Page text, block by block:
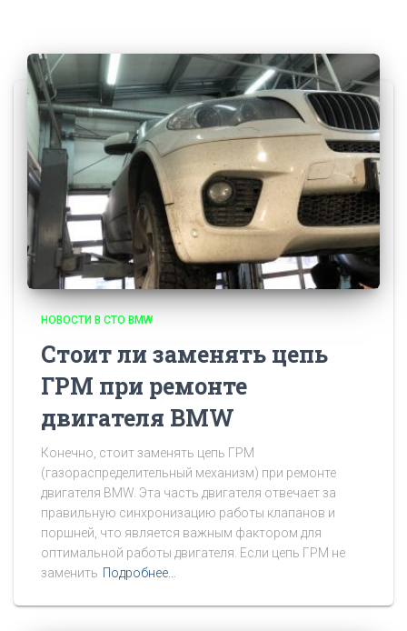
НОВОСТИ В СТО BMW
Стоит ли заменять цепь
ГРМ при ремонте
двигателя BMW
Конечно, стоит заменять цепь ГРМ
(газораспределительный механизм) при ремонте
двигателя BMW. Эта часть двигателя отвечает за
правильную синхронизацию работы клапанов и
поршней, что является важным фактором для
оптимальной работы двигателя. Если цепь ГРМ не
заменить Подробнее…